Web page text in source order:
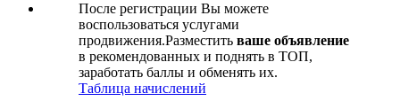
После регистрации Вы можете
воспользоваться услугами
продвижения.Разместить ваше объявление
в рекомендованных и поднять в ТОП,
заработать баллы и обменять их.
Таблица начислений